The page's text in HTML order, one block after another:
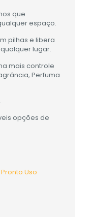
que
espaço.
pilhas e libera
lugar.
mais controle
Perfuma
opções de
Uso